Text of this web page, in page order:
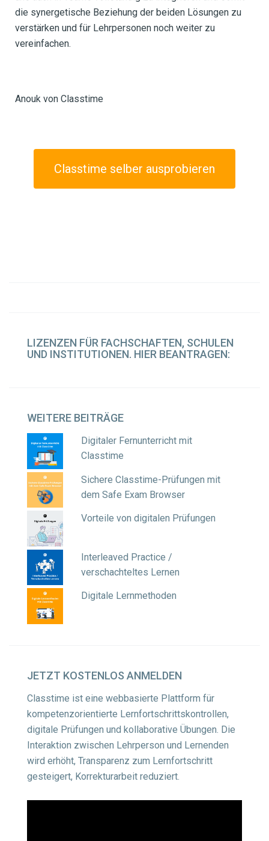
die synergetische Beziehung der beiden Lösungen zu
verstärken und für Lehrpersonen noch weiter zu
vereinfachen.
Anouk von Classtime
Classtime selber ausprobieren
LIZENZEN FÜR FACHSCHAFTEN, SCHULEN
UND INSTITUTIONEN. HIER BEANTRAGEN:
WEITERE BEITRÄGE
Digitaler Fernunterricht mit
Classtime
Sichere Classtime-Prüfungen mit
dem Safe Exam Browser
Vorteile von digitalen Prüfungen
Interleaved Practice /
verschachteltes Lernen
Digitale Lernmethoden
JETZT KOSTENLOS ANMELDEN
Classtime ist eine webbasierte Plattform für
kompetenzorientierte Lernfortschrittskontrollen,
digitale Prüfungen und kollaborative Übungen. Die
Interaktion zwischen Lehrperson und Lernenden
wird erhöht, Transparenz zum Lernfortschritt
gesteigert, Korrekturarbeit reduziert.